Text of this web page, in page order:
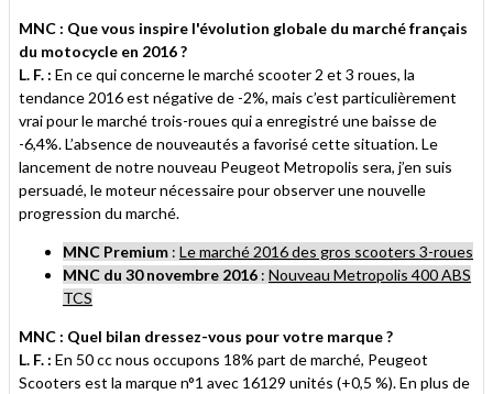
MNC : Que vous inspire l'évolution globale du marché français
du motocycle en 2016?
L. F. : En ce qui concerne le marché scooter 2 et 3 roues, la
tendance 2016 est négative de -2%, mais c’est particulièrement
vrai pour le marché trois-roues qui a enregistré une baisse de
-6,4%. L’absence de nouveautés a favorisé cette situation. Le
lancement de notre nouveau Peugeot Metropolis sera, j’en suis
persuadé, le moteur nécessaire pour observer une nouvelle
progression du marché.
MNC Premium : Le marché 2016 des gros scooters 3-roues
MNC du 30 novembre 2016 : Nouveau Metropolis 400 ABS
TCS
MNC : Quel bilan dressez-vous pour votre marque ?
L. F. : En 50 cc nous occupons 18% part de marché, Peugeot
Scooters est la marque n°1 avec 16129 unités (+0,5 %). En plus de